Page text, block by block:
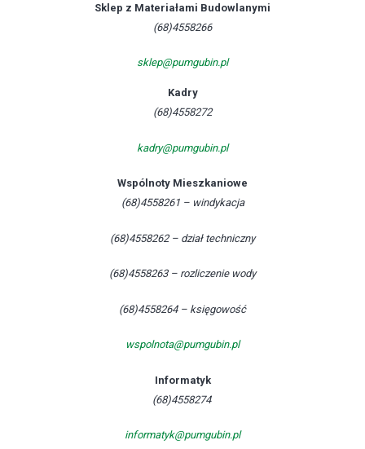
Sklep z Materiałami Budowlanymi
(68)4558266
sklep@pumgubin.pl
Kadry
(68)4558272
kadry@pumgubin.pl
Wspólnoty Mieszkaniowe
(68)4558261 – windykacja
(68)4558262 – dział techniczny
(68)4558263 – rozliczenie wody
(68)4558264 – księgowość
wspolnota@pumgubin.pl
Informatyk
(68)4558274
informatyk@pumgubin.pl